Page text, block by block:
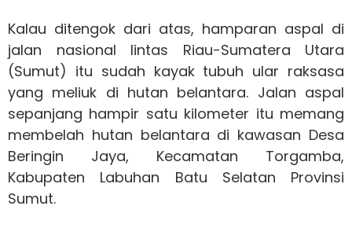
Kalau ditengok dari atas, hamparan aspal di
jalan nasional lintas Riau-Sumatera Utara
(Sumut) itu sudah kayak tubuh ular raksasa
yang meliuk di hutan belantara. Jalan aspal
sepanjang hampir satu kilometer itu memang
membelah hutan belantara di kawasan Desa
Beringin Jaya, Kecamatan Torgamba,
Kabupaten Labuhan Batu Selatan Provinsi
Sumut.